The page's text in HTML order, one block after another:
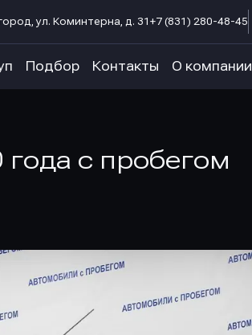
ул. Коминтерна, д. 31 +7 (831) 280-48-45
Подбор Контакты О компании
с пробегом